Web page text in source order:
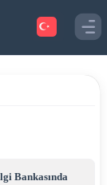
Bankasında